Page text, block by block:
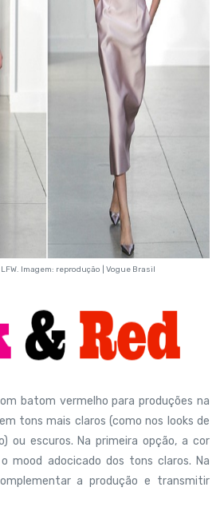
Imagem: reprodução | Vogue Brasil
batom vermelho para produções na
tons mais claros (como nos looks de
ou escuros. Na primeira opção, a cor
mood adocicado dos tons claros. Na
a produção e transmitir